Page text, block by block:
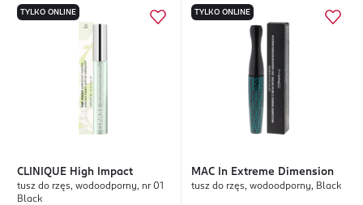
TYLKO ONLINE
CLINIQUE High Impact
tusz do rzęs, wodoodporny, nr 01
Black
TYLKO ONLINE
MAC In Extreme Dimension
tusz do rzęs, wodoodporny, Black